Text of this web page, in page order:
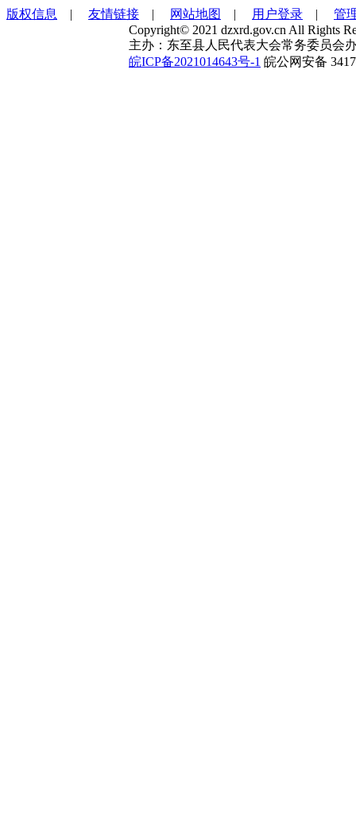
版权信息 | 友情链接 | 网站地图 | 用户登录 | 管
Copyright© 2021 dzxrd.gov.cn All Rights
主办：东至县人民代表大会常务委员会
皖ICP备2021014643号-1 皖公网安备